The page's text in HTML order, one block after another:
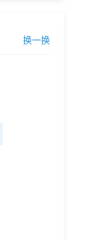
换一换